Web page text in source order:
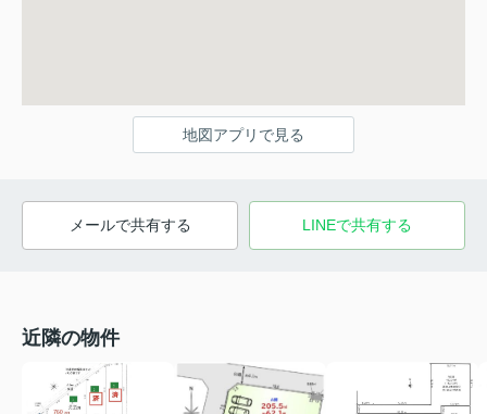
地図アプリで見る
メールで共有する LINEで共有する
近隣の物件